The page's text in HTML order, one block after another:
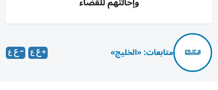
متابعات: «الخليج»